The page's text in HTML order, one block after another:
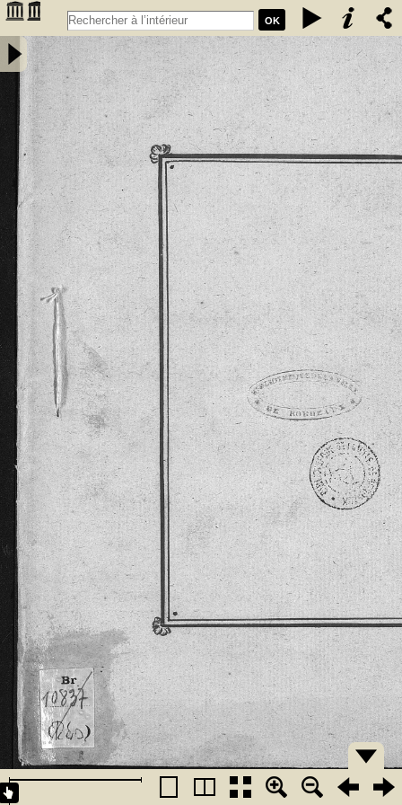
OK
Extrait des coutumes données aux habitants de la chastellenie de
Fumel par les seigneurs de Fumel. Les coustumes, en langage
gascon sont de l'an 1265 et l'Extrait de l'an 1297 -